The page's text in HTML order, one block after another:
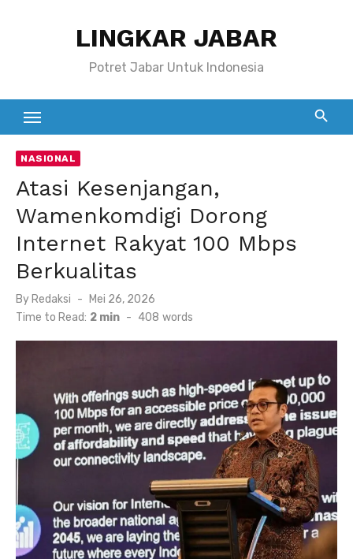
LINGKAR JABAR
Potret Jabar Untuk Indonesia
NASIONAL
Atasi Kesenjangan,
Wamenkomdigi Dorong
Internet Rakyat 100 Mbps
Berkualitas
By Redaksi
Posted
on
Mei 26, 2026
Time to Read: 2 min - 408 words